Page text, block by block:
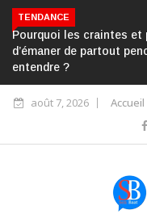
TENDANCE
Pourquoi les craintes
d’émaner de partout
entendre ?
août 7, 2026 Accueil